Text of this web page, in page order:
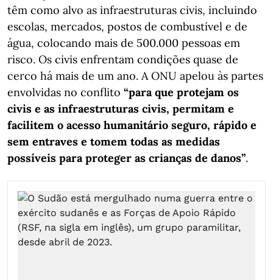
têm como alvo as infraestruturas civis, incluindo
escolas, mercados, postos de combustível e de
água, colocando mais de 500.000 pessoas em
risco. Os civis enfrentam condições quase de
cerco há mais de um ano. A ONU apelou às partes
envolvidas no conflito “para que protejam os
civis e as infraestruturas civis, permitam e
facilitem o acesso humanitário seguro, rápido e
sem entraves e tomem todas as medidas
possíveis para proteger as crianças de danos”.